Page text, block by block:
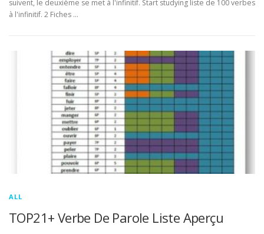
suivent, le deuxième se met à l'infinitif. Start studying liste de 100 verbes
à l'infinitif. 2 Fiches …
ALL
TOP21+ Verbe De Parole Liste Aperçu